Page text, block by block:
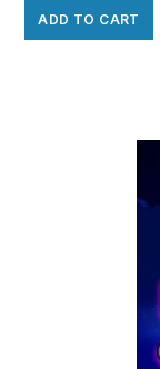
ADD TO CART